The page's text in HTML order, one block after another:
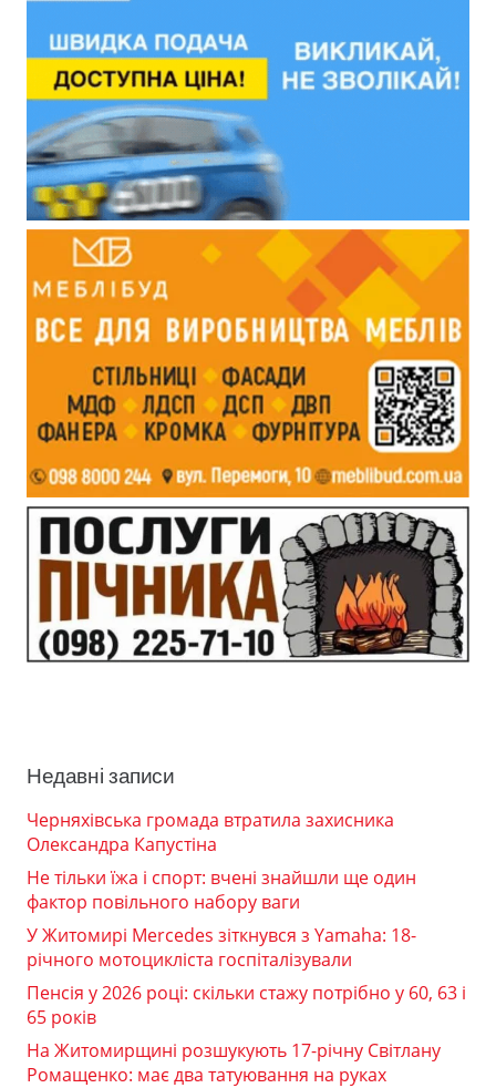
Недавні записи
Черняхівська громада втратила захисника
Олександра Капустіна
Не тільки їжа і спорт: вчені знайшли ще один
фактор повільного набору ваги
У Житомирі Mercedes зіткнувся з Yamaha: 18-
річного мотоцикліста госпіталізували
Пенсія у 2026 році: скільки стажу потрібно у 60, 63 і
65 років
На Житомирщині розшукують 17-річну Світлану
Ромащенко: має два татуювання на руках